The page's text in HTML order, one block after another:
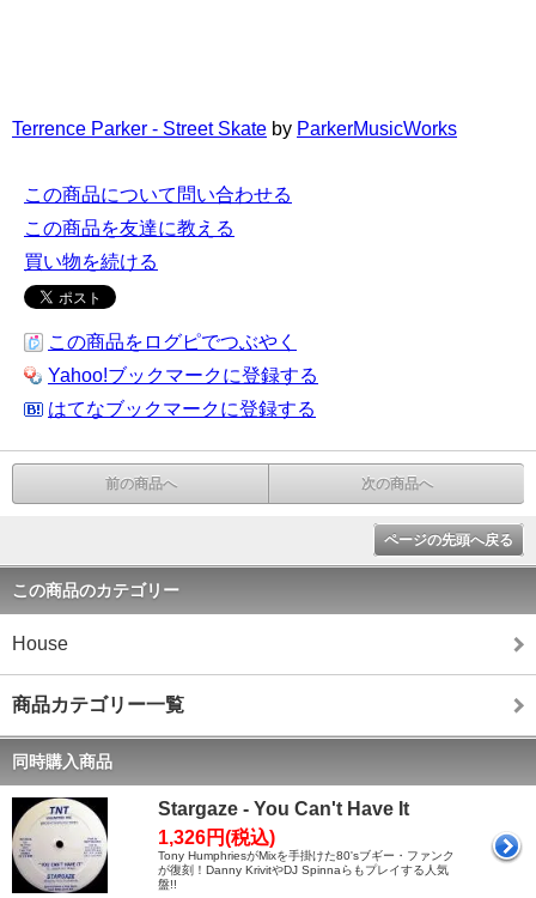
Terrence Parker - Street Skate by ParkerMusicWorks
この商品について問い合わせる
この商品を友達に教える
買い物を続ける
この商品をログピでつぶやく
Yahoo!ブックマークに登録する
はてなブックマークに登録する
前の商品へ 次の商品へ
ページの先頭へ戻る
この商品のカテゴリー
House
商品カテゴリー一覧
同時購入商品
Stargaze - You Can't Have It
1,326円(税込)
Tony HumphriesがMixを手掛けた80'sブギー・ファンク
が復刻！Danny KrivitやDJ Spinnaらもプレイする人気
盤!!